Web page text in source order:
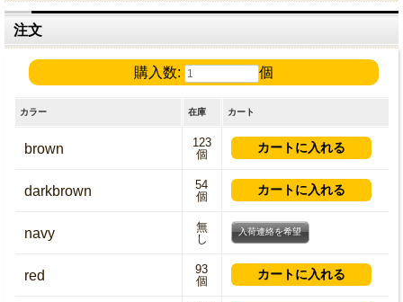
注文
購入数: 個
カラー 在庫 カート
brown
123
個
darkbrown
54
個
navy
無
し
入荷連絡を希望
red
93
個